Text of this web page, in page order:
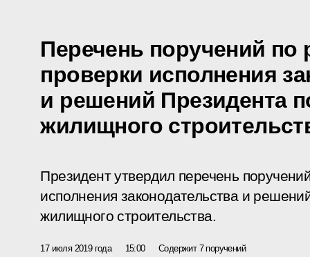
Перечень поручений по
проверки исполнения
и решений Президента
жилищного
Президент утвердил перечень
исполнения законодательства и
жилищного строительства.
17 июля 2019 года 15:00 Содержит 7 поручений